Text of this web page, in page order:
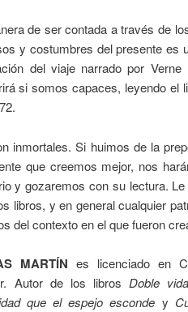
de ser contada a través de
y costumbres del presente es
del viaje narrado por Verne
si somos capaces, leyendo el
inmortales. Si huimos de la
que creemos mejor, nos
y gozaremos con su lectura.
libros, y en general cualquier
del contexto en el que fueron
MARTÍN es licenciado en
Autor de los libros Doble
que el espejo esconde y